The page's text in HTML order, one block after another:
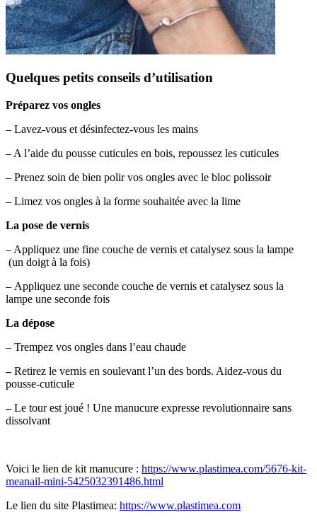
Quelques petits conseils d’utilisation
Préparez vos ongles
– Lavez-vous et désinfectez-vous les mains
– A l’aide du pousse cuticules en bois, repoussez les cuticules
– Prenez soin de bien polir vos ongles avec le bloc polissoir
– Limez vos ongles à la forme souhaitée avec la lime
La pose de vernis
– Appliquez une fine couche de vernis et catalysez sous la lampe
(un doigt à la fois)
– Appliquez une seconde couche de vernis et catalysez sous la
lampe une seconde fois
La dépose
– Trempez vos ongles dans l’eau chaude
–Retirez le vernis en soulevant l’un des bords. Aidez-vous du
pousse-cuticule
–Le tour est joué ! Une manucure expresse revolutionnaire sans
dissolvant
Voici le lien de kit manucure : https://www.plastimea.com/5676-kit-
meanail-mini-5425032391486.html
Le lien du site Plastimea: https://www.plastimea.com